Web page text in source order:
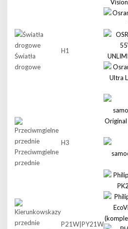
Światła
drogowe
H1
Przeciwmgielne
przednie
H3
P21W|PY21W